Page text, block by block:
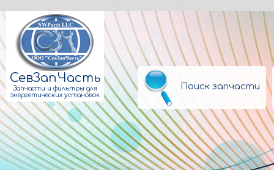
СевЗапЧасть
Запчасти и фильтры для
энергетических установок
Поиск запчасти